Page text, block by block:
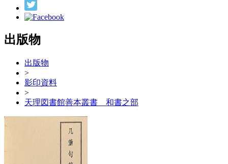
出版物
出版物
>
影印資料
>
天理図書館善本叢書 和書之部